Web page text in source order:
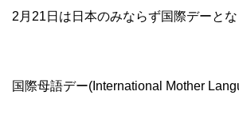
2月21日は日本のみならず国際デーと
国際母語デー(International Mother